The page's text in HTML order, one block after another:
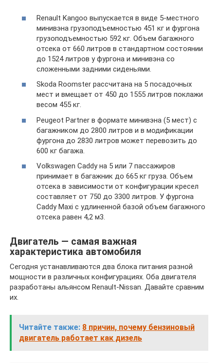
Renault Kangoo выпускается в виде 5-местного
минивэна грузоподъемностью 451 кг и фургона
грузоподъемностью 592 кг. Объем багажного
отсека от 660 литров в стандартном состоянии
до 1524 литров у фургона и минивэна со
сложенными задними сиденьями.
Skoda Roomster рассчитана на 5 посадочных
мест и вмещает от 450 до 1555 литров поклажи
весом 455 кг.
Peugeot Partner в формате минивэна (5 мест) с
багажником до 2800 литров и в модификации
фургона до 2830 литров может перевозить до
600 кг багажа.
Volkswagen Caddy на 5 или 7 пассажиров
принимает в багажник до 665 кг груза. Объем
отсека в зависимости от конфигурации кресел
составляет от 750 до 3300 литров. У фургона
Caddy Maxi с удлиненной базой объем багажного
отсека равен 4,2 м3.
Двигатель — самая важная
характеристика автомобиля
Сегодня устанавливаются два блока питания разной
мощности в различных конфигурациях. Оба двигателя
разработаны альянсом Renault-Nissan. Давайте сравним
их.
Читайте также: 8 причин, почему бензиновый
двигатель работает как дизель